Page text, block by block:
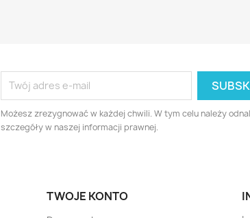
Możesz zrezygnować w każdej chwili. W tym celu należy
szczegóły w naszej informacji prawnej.
TWOJE KONTO